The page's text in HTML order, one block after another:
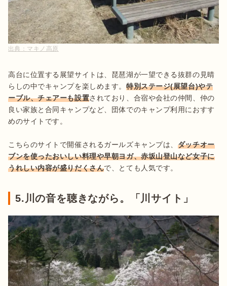
出典： マキノ高原
高台に位置する展望サイトは、琵琶湖が一望できる抜群の見晴
らしの中でキャンプを楽しめます。 特別ステージ(展望台)やテ
ーブル、チェアーも設置されており、合宿や会社の仲間、仲の
良い家族と合同キャンプなど、団体でのキャンプ利用におすす
めのサイトです。
こちらのサイトで開催されるガールズキャンプは、 ダッチオー
ブンを使ったおいしい料理や早朝ヨガ、赤坂山登山など女子に
うれしい内容が盛りだくさんで、とても人気です。
5.川の音を聴きながら。「川サイト」